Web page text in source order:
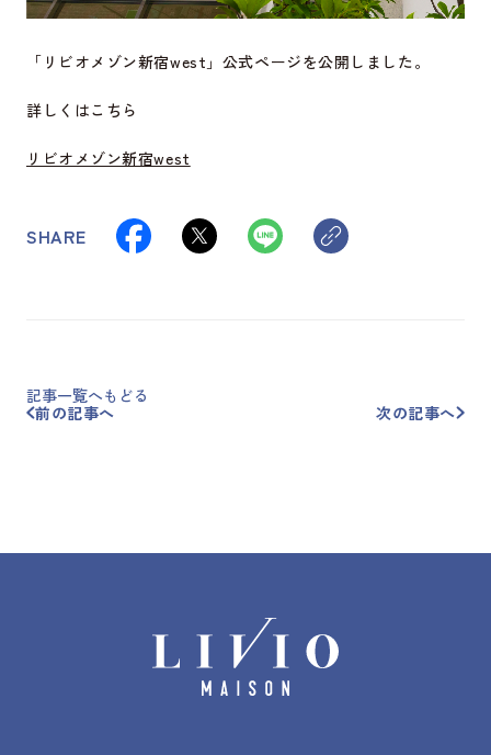
「リビオメゾン新宿west」公式ページを公開しました。
詳しくはこちら
リビオメゾン新宿west
SHARE
記事一覧へもどる
前の記事へ
次の記事へ